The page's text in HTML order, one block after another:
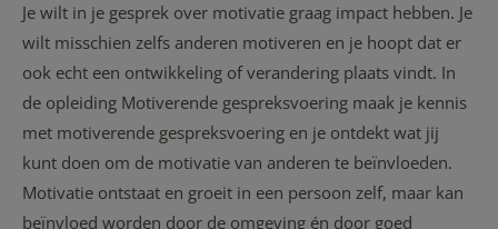
Je wilt in je gesprek over motivatie graag impact hebben. Je
wilt misschien zelfs anderen motiveren en je hoopt dat er
ook echt een ontwikkeling of verandering plaats vindt. In
de opleiding Motiverende gespreksvoering maak je kennis
met motiverende gespreksvoering en je ontdekt wat jij
kunt doen om de motivatie van anderen te beïnvloeden.
Motivatie ontstaat en groeit in een persoon zelf, maar kan
beïnvloed worden door de omgeving én door goed